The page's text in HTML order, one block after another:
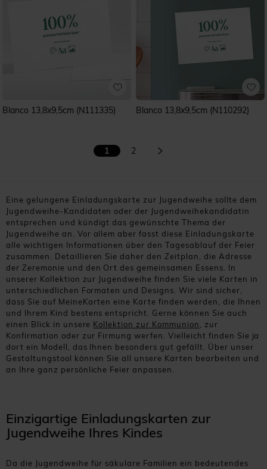
Blanco 13,8x9,5cm (N111335) Blanco 13,8x9,5cm (N110292)
1 2
Eine gelungene Einladungskarte zur Jugendweihe sollte dem
Jugendweihe-Kandidaten oder der Jugendweihekandidatin
entsprechen und kündigt das gewünschte Thema der
Jugendweihe an. Vor allem aber fasst diese Einladungskarte
alle wichtigen Informationen über den Tagesablauf der Feier
zusammen. Detaillieren Sie daher den Zeitplan, die Adresse
der Zeremonie und den Ort des gemeinsamen Essens. In
unserer Kollektion zur Jugendweihe finden Sie viele Karten in
unterschiedlichen Formaten und Designs. Wir sind sicher,
dass Sie auf MeineKarten eine Karte finden werden, die Ihnen
und Ihrem Kind bestens entspricht. Gerne können Sie auch
einen Blick in unsere Kollektion zur Kommunion, zur
Konfirmation oder zur Firmung werfen. Vielleicht finden Sie ja
dort ein Modell, das Ihnen besonders gut gefällt. Über unser
Gestaltungstool können Sie all unsere Karten bearbeiten und
an Ihre ganz persönliche Feier anpassen.
Einzigartige Einladungskarten zur
Jugendweihe Ihres Kindes
Da die Jugendweihe für säkulare Familien ein bedeutendes